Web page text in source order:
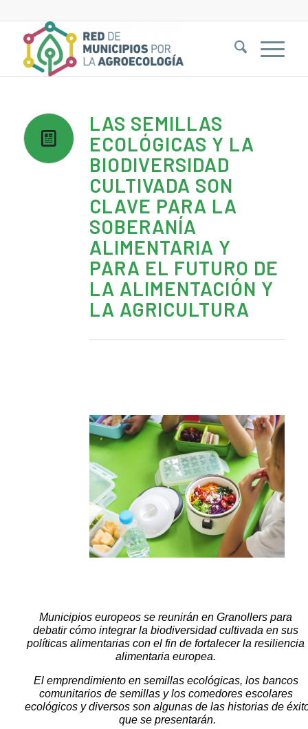
LAS SEMILLAS
ECOLÓGICAS Y LA
BIODIVERSIDAD
CULTIVADA SON
CLAVE PARA LA
SOBERANÍA
ALIMENTARIA Y
PARA EL FUTURO DE
LA ALIMENTACIÓN Y
LA AGRICULTURA
Municipios europeos se reunirán en Granollers para
debatir cómo integrar la biodiversidad cultivada en sus
políticas alimentarias con el fin de fortalecer la resiliencia
alimentaria europea.
El emprendimiento en semillas ecológicas, los bancos
comunitarios de semillas y los comedores escolares
ecológicos y diversos son algunas de las historias de
que se presentarán.